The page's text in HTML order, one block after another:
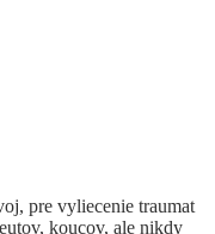
pre vyliecenie traumat
koucov, ale nikdy